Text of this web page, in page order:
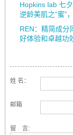
Hopkins lab 七
逆龄美肌之“蜜”，
REN：精简成分
好体验和卓越功
姓 名：
邮箱
留 言: